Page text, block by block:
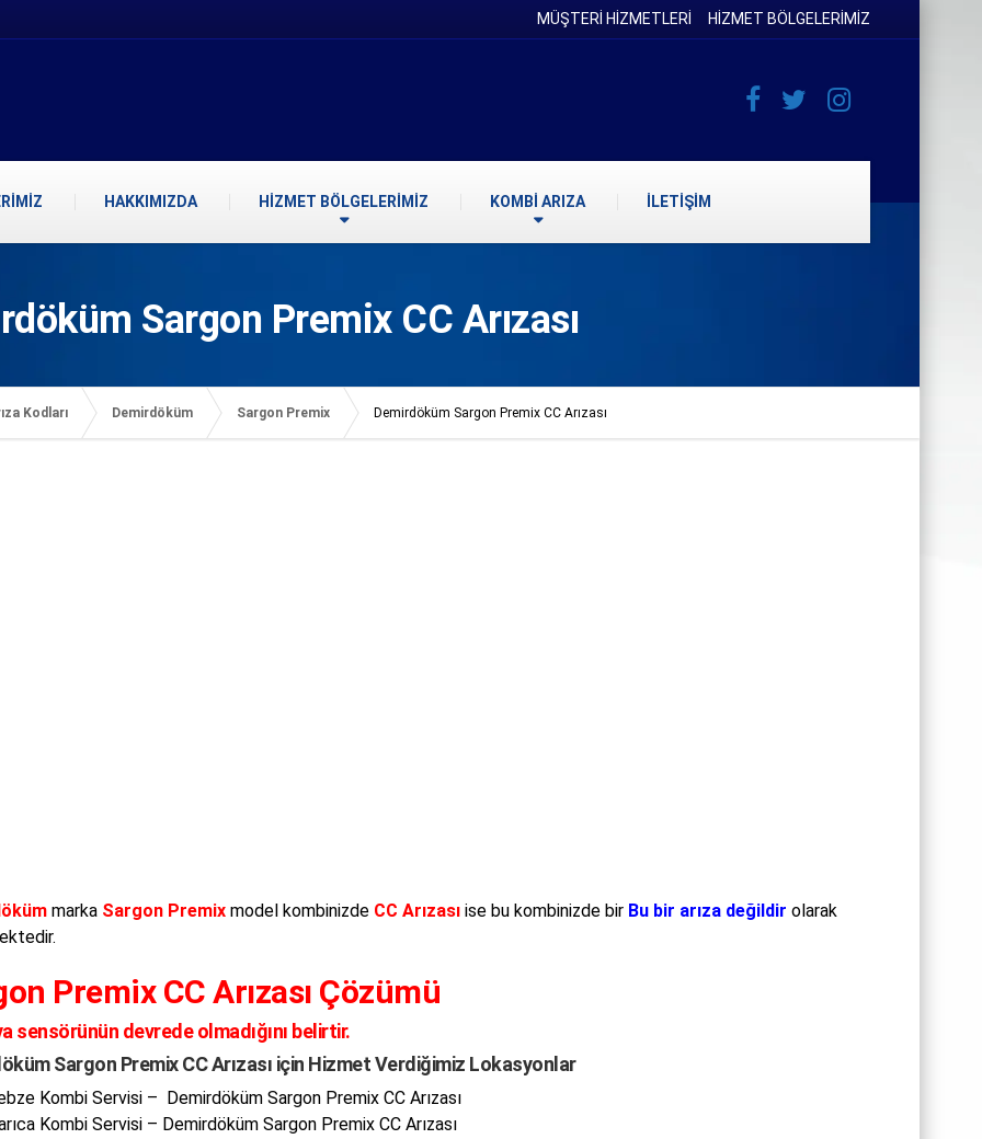
MÜŞTERİ HİZMETLERİ HİZMET BÖLGELERİMİZ
HAKKIMIZDA HİZMET BÖLGELERİMİZ KOMBİ ARIZA İLETİŞİM
Sargon Premix CC Arızası
Kodları Demirdöküm Sargon Premix Demirdöküm Sargon Premix CC Arızası
marka Sargon Premixmodel kombinizde CC Arızasıise bu kombinizde bir Bu bir arıza değildir olarak
Premix CC Arızası Çözümü
sensörünün devrede olmadığını belirtir.
Sargon Premix CC Arızası için Hizmet Verdiğimiz Lokasyonlar
Kombi Servisi – Demirdöküm Sargon Premix CC Arızası
Kombi Servisi – Demirdöküm Sargon Premix CC Arızası